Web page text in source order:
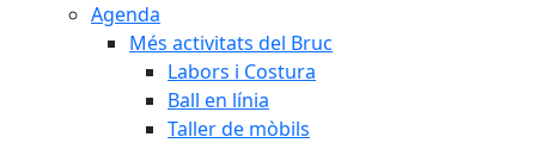
Agenda
Més activitats del Bruc
Labors i Costura
Ball en línia
Taller de mòbils